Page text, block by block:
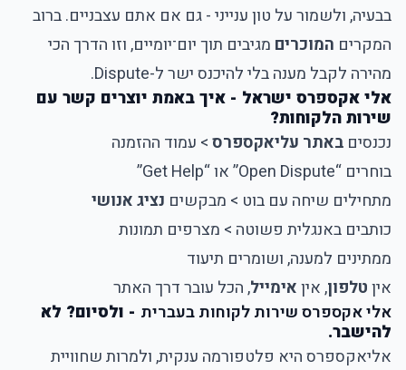
בבעיה, ולשמור על טון ענייני - גם אם אתם עצבניים. ברוב
המקרים המוכרים מגיבים תוך יום־יומיים, וזו הדרך הכי
מהירה לקבל מענה בלי להיכנס ישר ל-Dispute.
אלי אקספרס ישראל - איך באמת יוצרים קשר עם
שירות הלקוחות?
נכנסים באתר עליאקספרס> עמוד ההזמנה
בוחרים “Open Dispute” או “Get Help”
מתחילים שיחה עם בוט > מבקשים נציג אנושי
כותבים באנגלית פשוטה > מצרפים תמונות
ממתינים למענה, ושומרים תיעוד
איןטלפון, איןאימייל, הכל עובר דרך האתר
אלי אקספרס שירות לקוחות בעברית - ולסיום? לא
להישבר.
אליאקספרסהיא פלטפורמה ענקית, ולמרות שחוויית